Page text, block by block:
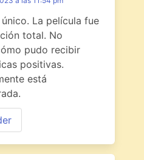
La película fue
total. No
pudo recibir
positivas.
está